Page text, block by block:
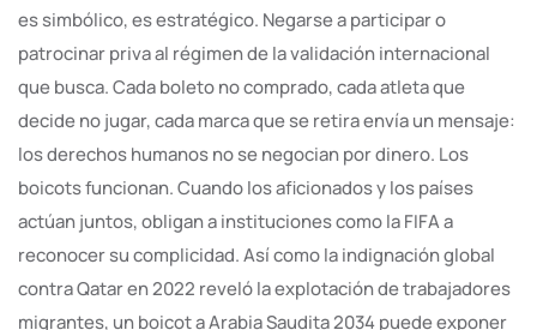
es simbólico, es estratégico. Negarse a participar o
patrocinar priva al régimen de la validación internacional
que busca. Cada boleto no comprado, cada atleta que
decide no jugar, cada marca que se retira envía un mensaje:
los derechos humanos no se negocian por dinero. Los
boicots funcionan. Cuando los aficionados y los países
actúan juntos, obligan a instituciones como la FIFA a
reconocer su complicidad. Así como la indignación global
contra Qatar en 2022 reveló la explotación de trabajadores
migrantes, un boicot a Arabia Saudita 2034 puede exponer